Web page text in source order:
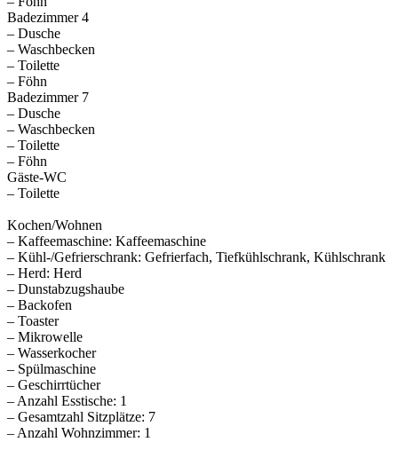
Badezimmer 4
– Dusche
– Waschbecken
– Toilette
– Föhn
Badezimmer 7
– Dusche
– Waschbecken
– Toilette
– Föhn
Gäste-WC
– Toilette
Kochen/Wohnen
– Kaffeemaschine: Kaffeemaschine
– Kühl-/Gefrierschrank: Gefrierfach, Tiefkühlschrank, Kühlschrank
– Herd: Herd
– Dunstabzugshaube
– Backofen
– Toaster
– Mikrowelle
– Wasserkocher
– Spülmaschine
– Geschirrtücher
– Anzahl Esstische: 1
– Gesamtzahl Sitzplätze: 7
– Anzahl Wohnzimmer: 1